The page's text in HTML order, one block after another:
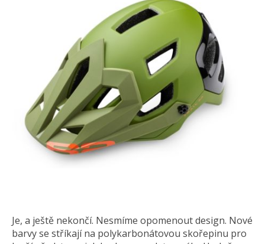
Je, a ještě nekončí. Nesmíme opomenout design. Nové
barvy se stříkají na polykarbonátovou skořepinu pro